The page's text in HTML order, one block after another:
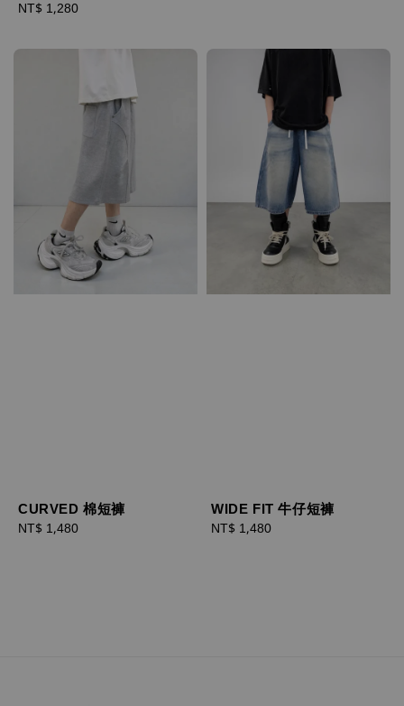
Regular
NT$ 1,280
CURVED 棉短褲
Regular
NT$ 1,480
WIDE FIT 牛仔短褲
Regular
NT$ 1,480